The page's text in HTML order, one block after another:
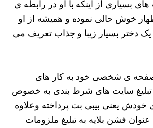
های بسیاری از اینکه با او در رابطه ی
خوش حالی نموده و همیشه از او
دختر بسیار زیبا و جذاب تعریف می
صفحه ی شخصی خود به کار های
تبلیغ سایت های شرط بندی به خصوص
یعنی بیبی بت پرداخته وعلاوه
عنوان فشن بلایه به تبلیغ ملزومات